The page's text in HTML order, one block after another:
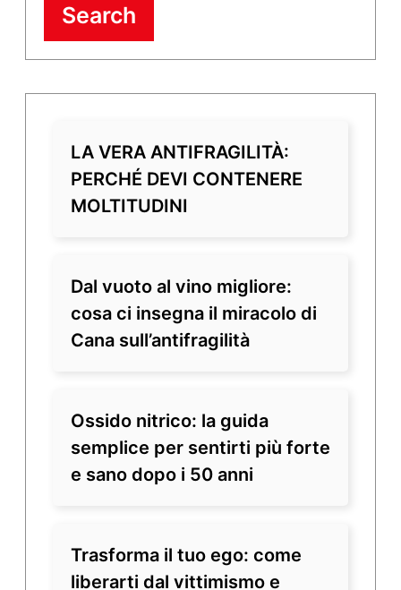
Search
LA VERA ANTIFRAGILITÀ:
PERCHÉ DEVI CONTENERE
MOLTITUDINI
Dal vuoto al vino migliore:
cosa ci insegna il miracolo di
Cana sull’antifragilità
Ossido nitrico: la guida
semplice per sentirti più forte
e sano dopo i 50 anni
Trasforma il tuo ego: come
liberarti dal vittimismo e